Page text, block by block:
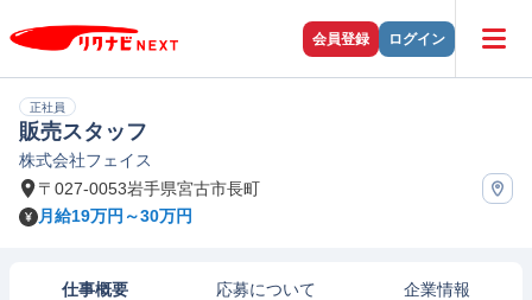
会員登録 ログイン
正社員
販売スタッフ
株式会社フェイス
〒027-0053岩手県宮古市長町
月給19万円～30万円
仕事概要 応募について 企業情報